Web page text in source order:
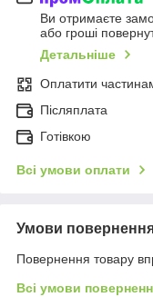
Ви отримаєте
або гроші
Детальніше
Оплатити
Післяплата
Готівкою
Всі умови оплати
Умови
Повернення товару
Всі умови